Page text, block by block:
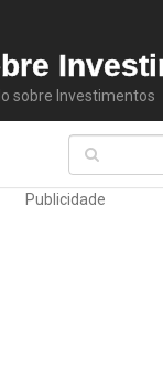
sobre Investimentos
Publicidade